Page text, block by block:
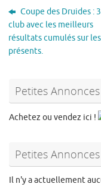
Coupe des Druides :
club avec les meilleurs
résultats cumulés sur
présents.
Petites Annonces
Achetez ou vendez ici !
Petites
Il n'y a actuellement